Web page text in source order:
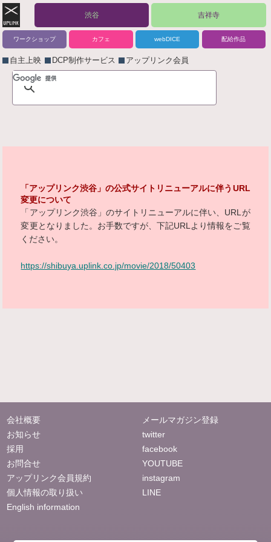
渋谷 吉祥寺
ワークショップ カフェ webDICE 配給作品
自主上映 DCP制作サービス アップリンク会員
「アップリンク渋谷」の公式サイトリニューアルに伴うURL
変更について
「アップリンク渋谷」のサイトリニューアルに伴い、URLが
変更となりました。お手数ですが、下記URLより情報をご覧
ください。
https://shibuya.uplink.co.jp/movie/2018/50403
会社概要
お知らせ
採用
お問合せ
アップリンク会員規約
個人情報の取り扱い
English information
メールマガジン登録
twitter
facebook
YOUTUBE
instagram
LINE